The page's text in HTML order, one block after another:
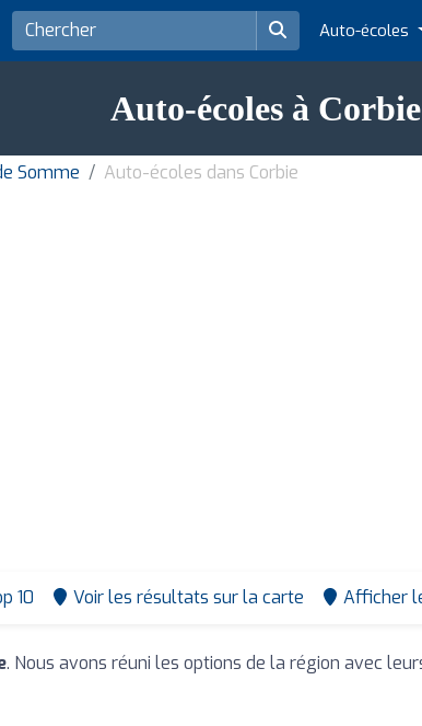
Auto-écoles
Auto-écoles à Corbie
Somme Auto-écoles dans Corbie
10 Voir les résultats sur la carte Afficher
. Nous avons réuni les options de la région avec